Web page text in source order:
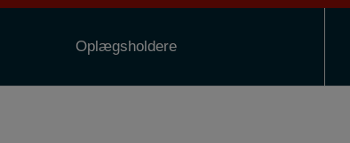
Oplægsholdere